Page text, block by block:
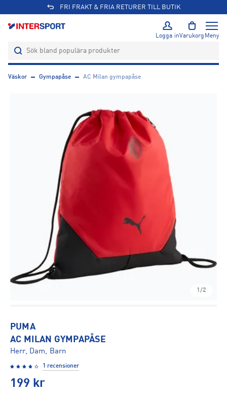
FRI FRAKT & FRIA RETURER TILL BUTIK
Logga inVarukorg Meny
Väskor Gympapåse AC Milan gympapåse
1/2
PUMA
AC MILAN GYMPAPÅSE
Herr, Dam, Barn
1 recensioner
199 kr